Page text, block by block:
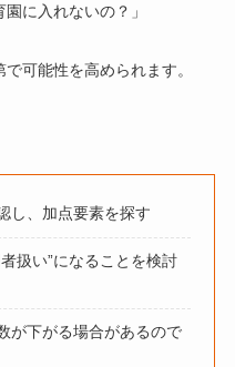
に入れないの？」
可能性を高められます。
し、加点要素を探す
扱い”になることを検討
が下がる場合があるので